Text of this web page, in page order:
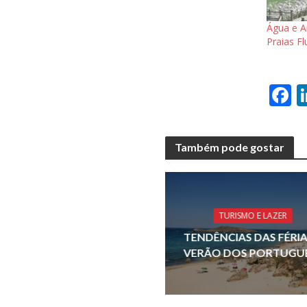
Água e
Praias
F
e
b
o
k
Também pode gostar
TURISMO E LAZER
TENDÊNCIAS DAS
VERÃO DOS